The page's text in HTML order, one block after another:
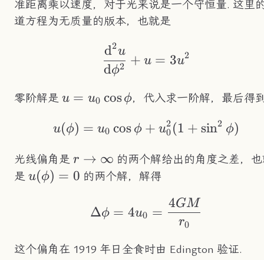
准距离乘以速度，对于光来说是一个守恒量. 这里
道方程为无质量的版本，也就是
dϕ2
d2u
+ u = 3u2
零阶解是 u=u_0\cos\phi
u = u0 cos ϕ，代入求一阶解，最后得
u(\phi) =
u(ϕ) = u0 cos ϕ + u0
2 (1 + sin2 ϕ)
光线偏角是 r\to\infty
r → ∞ 的两个解给出的角度之差，
是 u(\phi)=0
u(ϕ) = 0 的两个解，解得
\Delta\phi =
Δϕ = 4u0 =
r0
4GM
这个偏角在 1919 年日全食时由 Edington 验证.